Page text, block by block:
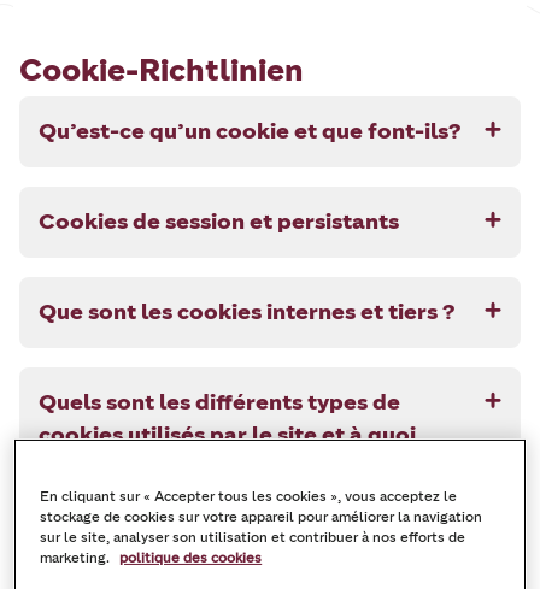
Cookie-Richtlinien
Qu’est-ce qu’un cookie et que font-ils?
Cookies de session et persistants
Que sont les cookies internes et tiers ?
Quels sont les différents types de
cookies utilisés par le site et à quoi
Dois-je accepter les cookies ?
En cliquant sur « Accepter tous les cookies », vous acceptez le
stockage de cookies sur votre appareil pour améliorer la navigation
sur le site, analyser son utilisation et contribuer à nos efforts de
marketing. politique des cookies